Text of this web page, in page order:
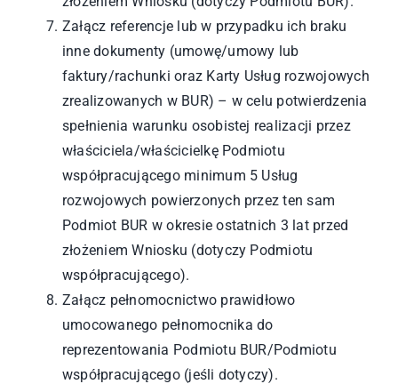
Załącz referencje lub w przypadku ich braku
inne dokumenty (umowę/umowy lub
faktury/rachunki oraz Karty Usług rozwojowych
zrealizowanych w BUR) – w celu potwierdzenia
spełnienia warunku osobistej realizacji przez
właściciela/właścicielkę Podmiotu
współpracującego minimum 5 Usług
rozwojowych powierzonych przez ten sam
Podmiot BUR w okresie ostatnich 3 lat przed
złożeniem Wniosku (dotyczy Podmiotu
współpracującego).
Załącz pełnomocnictwo prawidłowo
umocowanego pełnomocnika do
reprezentowania Podmiotu BUR/Podmiotu
współpracującego (jeśli dotyczy).